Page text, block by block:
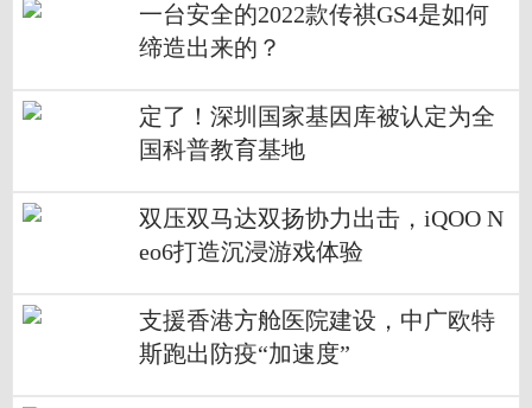
一台安全的2022款传祺GS4是如何
缔造出来的？
定了！深圳国家基因库被认定为全
国科普教育基地
双压双马达双扬协力出击，iQOO N
eo6打造沉浸游戏体验
支援香港方舱医院建设，中广欧特
斯跑出防疫“加速度”